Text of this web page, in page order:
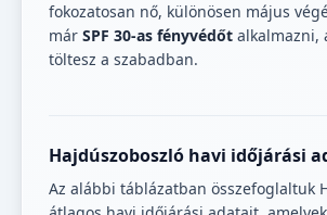
fokozatosan nő, különösen május
már SPF 30-as fényvédőt alkalmazni,
töltesz a szabadban.
Hajdúszoboszló havi időjárási
Az alábbi táblázatban összefoglaltuk